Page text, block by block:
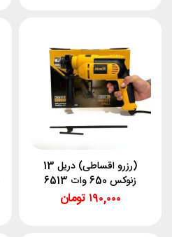
(رزرو اقساطی) دریل 13
زنوکس 650 وات 6513
تومان ۱۹۰,۰۰۰